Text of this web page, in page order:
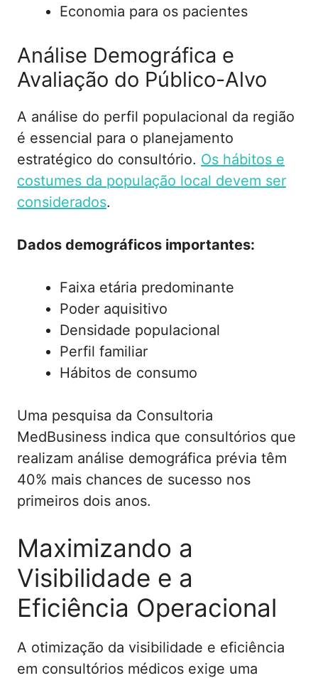
Economia para os pacientes
Análise Demográfica e
Avaliação do Público-Alvo
A análise do perfil populacional da região
é essencial para o planejamento
estratégico do consultório. Os hábitos e
costumes da população local devem ser
considerados.
Dados demográficos importantes:
Faixa etária predominante
Poder aquisitivo
Densidade populacional
Perfil familiar
Hábitos de consumo
Uma pesquisa da Consultoria
MedBusiness indica que consultórios que
realizam análise demográfica prévia têm
40% mais chances de sucesso nos
primeiros dois anos.
Maximizando a
Visibilidade e a
Eficiência Operacional
A otimização da visibilidade e eficiência
em consultórios médicos exige uma